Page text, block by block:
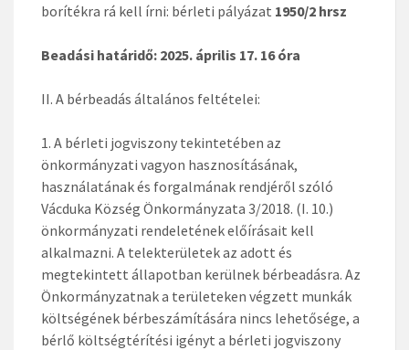
borítékra rá kell írni: bérleti pályázat 1950/2 hrsz
Beadási határidő: 2025. április 17. 16 óra
II. A bérbeadás általános feltételei:
A bérleti jogviszony tekintetében az
önkormányzati vagyon hasznosításának,
használatának és forgalmának rendjéről szóló
Vácduka Község Önkormányzata 3/2018. (I. 10.)
önkormányzati rendeletének előírásait kell
alkalmazni. A telekterületek az adott és
megtekintett állapotban kerülnek bérbeadásra. Az
Önkormányzatnak a területeken végzett munkák
költségének bérbeszámítására nincs lehetősége, a
bérlő költségtérítési igényt a bérleti jogviszony